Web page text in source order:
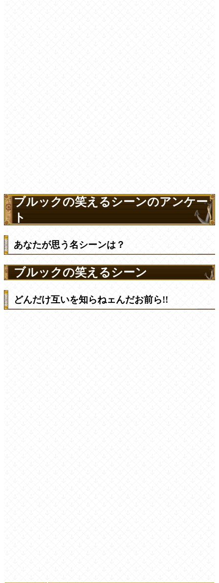
ブルックの笑えるシーンのアンケー
ト
あなたが思う名シーンは？
ブルックの笑えるシーン
どんだけ互いを知らねェんだお前ら!!